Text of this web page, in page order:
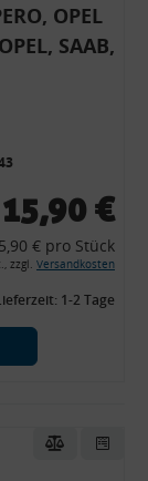
OPEL
SAAB,
15,90 €
€ pro Stück
zzgl. Versandkosten
1-2 Tage